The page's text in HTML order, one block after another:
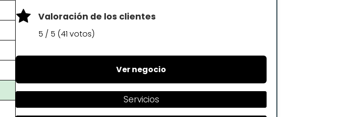
Valoración de los clientes
5 / 5 (41 votos)
Ver negocio
Servicios